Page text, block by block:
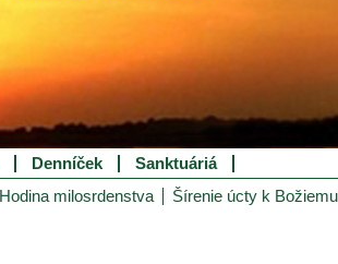
Denníček
Sanktuáriá
Hodina milosrdenstva Šírenie úcty k